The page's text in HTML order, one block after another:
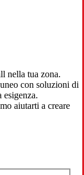
nella tua zona.
con soluzioni di
esigenza.
aiutarti a creare